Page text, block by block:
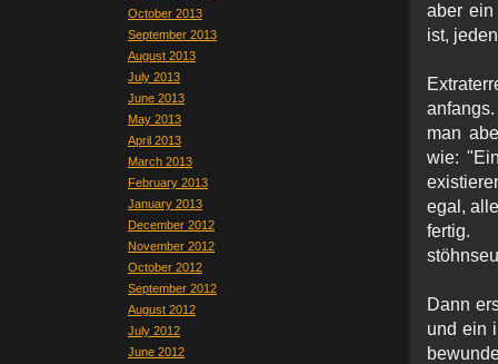
October 2013
September 2013
August 2013
July 2013
June 2013
May 2013
April 2013
March 2013
February 2013
January 2013
December 2012
November 2012
October 2012
September 2012
August 2012
July 2012
June 2012
aber ein
ist,
man
wie:
egal,
Dann
und ein